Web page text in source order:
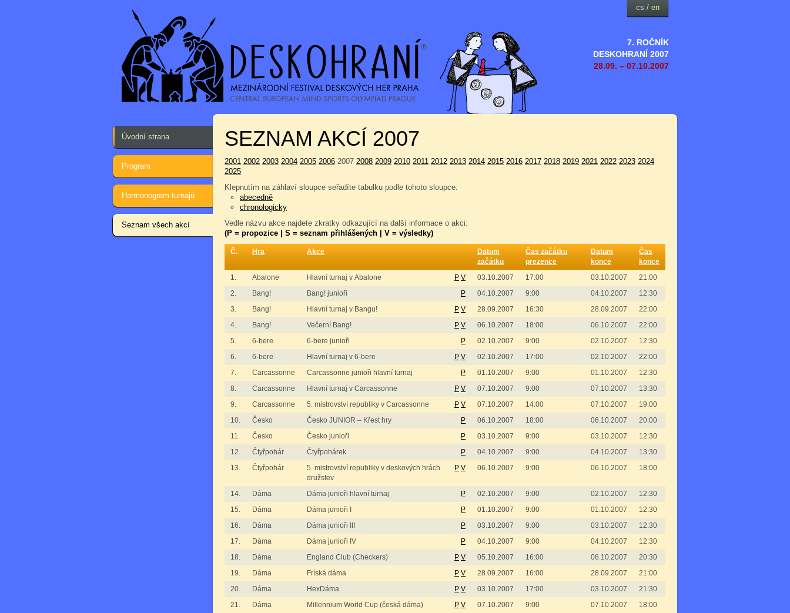
7. ROČNÍK
DESKOHRANÍ 2007
28.09. – 07.10.2007
cs / en
Úvodní strana
Program
Harmonogram turnajů
Seznam všech akcí
SEZNAM AKCÍ 2007
2001 2002 2003 2004 2005 2006 2007 2008 2009 2010 2011 2012 2013 2014 2015 2016 2017 2018 2019 2021 2022 2023 2024
2025
Klepnutím na záhlaví sloupce seřadíte tabulku podle tohoto sloupce.
abecedně
chronologicky
Vedle názvu akce najdete zkratky odkazující na další informace o akci:
(P = propozice | S = seznam přihlášených | V = výsledky)
Č. Hra Akce
Datum
začátku
Čas začátku
prezence
Datum
konce
Čas
konce
1.
Abalone Hlavní turnaj v Abalone P V 03.10.2007 17:00 03.10.2007
21:00
2.
Bang! Bang! junioři P 04.10.2007 9:00 04.10.2007
12:30
3.
Bang! Hlavní turnaj v Bangu! P V 28.09.2007 16:30 28.09.2007
22:00
4.
Bang! Večerní Bang! P V 06.10.2007 18:00 06.10.2007
22:00
5.
6-bere 6-bere junioři P 02.10.2007 9:00 02.10.2007
12:30
6.
6-bere Hlavní turnaj v 6-bere P V 02.10.2007 17:00 02.10.2007
22:00
7.
Carcassonne Carcassonne junioři hlavní turnaj P 01.10.2007 9:00 01.10.2007
12:30
8.
Carcassonne Hlavní turnaj v Carcassonne P V 07.10.2007 9:00 07.10.2007
13:30
9.
Carcassonne 5. mistrovství republiky v Carcassonne P V 07.10.2007 14:00 07.10.2007
19:00
10.
Česko Česko JUNIOR – Křest hry P 06.10.2007 18:00 06.10.2007
20:00
11.
Česko Česko junioři P 03.10.2007 9:00 03.10.2007
12:30
12.
Čtyřpohár Čtyřpohárek P 04.10.2007 9:00 04.10.2007
13:30
13.
Čtyřpohár
5. mistrovství republiky v deskových hrách
družstev
P V 06.10.2007 9:00 06.10.2007 18:00
14. Dáma Dáma junioři hlavní turnaj P 02.10.2007 9:00 02.10.2007
12:30
15.
Dáma Dáma junioři I P 01.10.2007 9:00 01.10.2007
12:30
16.
Dáma Dáma junioři III P 03.10.2007 9:00 03.10.2007
12:30
17.
Dáma Dáma junioři IV P 04.10.2007 9:00 04.10.2007
12:30
18.
Dáma England Club (Checkers) P V 05.10.2007 16:00 06.10.2007
20:30
19.
Dáma Fríská dáma P V 28.09.2007 16:00 28.09.2007
21:00
20.
Dáma HexDáma P V 03.10.2007 17:00 03.10.2007
21:30
21.
Dáma Millennium World Cup (česká dáma) P V 07.10.2007 9:00 07.10.2007
18:00